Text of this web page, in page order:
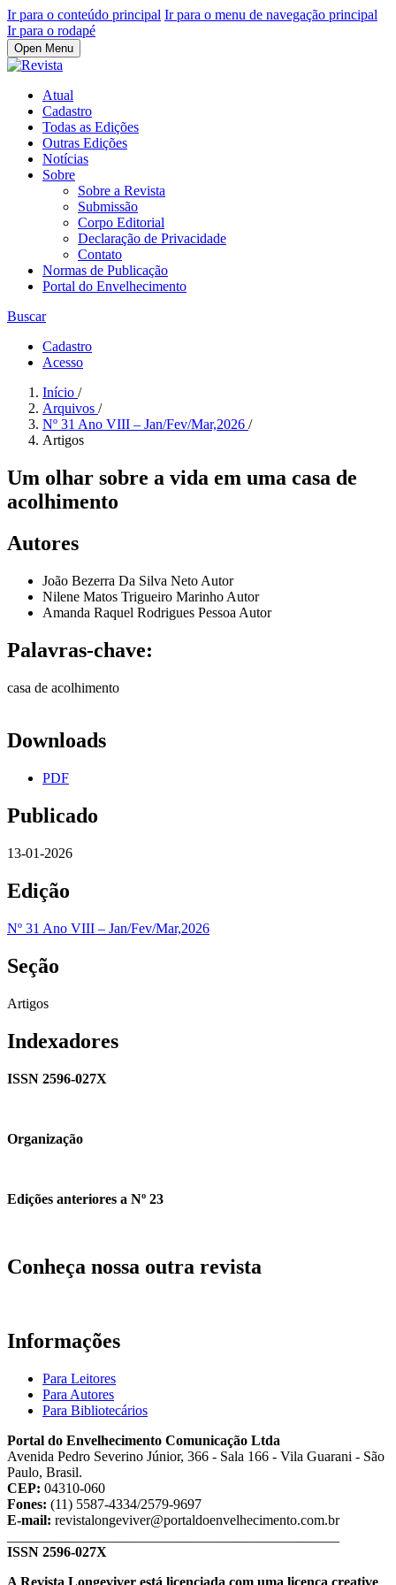
Ir para o conteúdo principal Ir para o menu de navegação principal
Ir para o rodapé
Open Menu
Atual
Cadastro
Todas as Edições
Outras Edições
Notícias
Sobre
Sobre a Revista
Submissão
Corpo Editorial
Declaração de Privacidade
Contato
Normas de Publicação
Portal do Envelhecimento
Buscar
Cadastro
Acesso
Início /
Arquivos /
Nº 31 Ano VIII – Jan/Fev/Mar,2026 /
Artigos
Um olhar sobre a vida em uma casa de
acolhimento
Autores
João Bezerra Da Silva Neto Autor
Nilene Matos Trigueiro Marinho Autor
Amanda Raquel Rodrigues Pessoa Autor
Palavras-chave:
casa de acolhimento
Downloads
PDF
Publicado
13-01-2026
Edição
Nº 31 Ano VIII – Jan/Fev/Mar,2026
Seção
Artigos
Indexadores
ISSN 2596-027X
Organização
Edições anteriores a Nº 23
Conheça nossa outra revista
Informações
Para Leitores
Para Autores
Para Bibliotecários
Portal do Envelhecimento Comunicação Ltda
Avenida Pedro Severino Júnior, 366 - Sala 166 - Vila Guarani - São
Paulo, Brasil.
CEP: 04310-060
Fones: (11) 5587-4334/2579-9697
E-mail: revistalongeviver@portaldoenvelhecimento.com.br
ISSN 2596-027X